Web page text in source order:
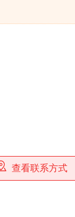
查看联系方式